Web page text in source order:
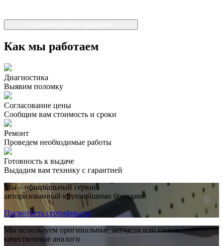
Как мы работаем
Диагностика
Выявим поломку
Согласование цены
Сообщим вам стоимость и сроки
Ремонт
Проведем необходимые работы
Готовность к выдаче
Выдадим вам технику с гарантией
Мы – официальный сервис,
авторизованный крупнейшими брендами
Посмотреть сертификаты
Мы используем оригинальные запчасти или самые
качественные аналоги